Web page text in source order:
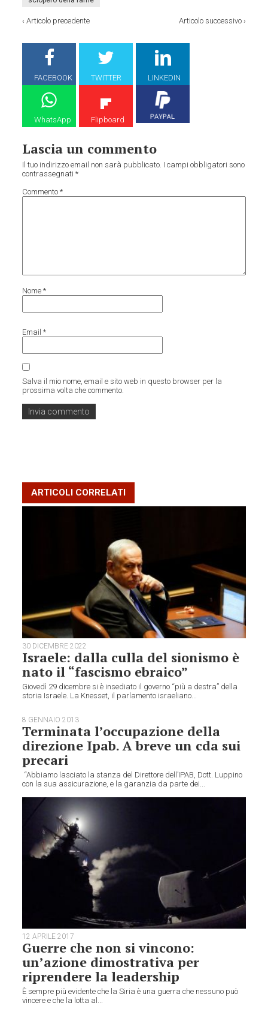
‹Articolo precedente Articolo successivo›
FACEBOOK TWITTER LINKEDIN
WhatsApp Flipboard
Lascia un commento
Il tuo indirizzo email non sarà pubblicato. I campi obbligatori sono
contrassegnati*
Commento*
Nome*
Email*
Salva il mio nome, email e sito web in questo browser per la
prossima volta che commento.
ARTICOLI CORRELATI
30 DICEMBRE 2022
Israele: dalla culla del sionismo è
nato il “fascismo ebraico”
Giovedì 29 dicembre si è insediato il governo “più a destra” della
storia Israele. La Knesset, il parlamento israeliano...
8 GENNAIO 2013
Terminata l’occupazione della
direzione Ipab. A breve un cda sui
precari
“Abbiamo lasciato la stanza del Direttore dell’IPAB, Dott. Luppino
con la sua assicurazione, e la garanzia da parte dei...
12 APRILE 2017
Guerre che non si vincono:
un’azione dimostrativa per
riprendere la leadership
È sempre più evidente che la Siria è una guerra che nessuno può
vincere e che la lotta al...